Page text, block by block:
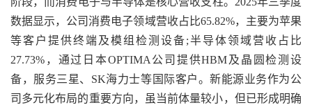
数据显示，公司消费电子领域营收占比65.82%，主要为苹果
等客户提供终端及模组检测设备;半导体领域营收占比
27.73%，通过日本OPTIMA公司提供HBM及晶圆检测设
备，服务三星、SK海力士等国际客户。新能源业务作为公
司多元化布局的重要方向，虽当前体量较小，但已形成明确